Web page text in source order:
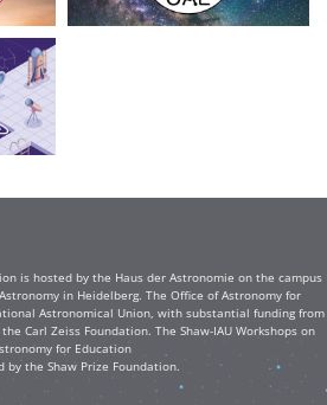
is hosted by the Haus der Astronomie on the campus
in Heidelberg. The Office of Astronomy for
Astronomical Union, with substantial funding from
Carl Zeiss Foundation. The Shaw-IAU Workshops on
for Education
by the Shaw Prize Foundation.